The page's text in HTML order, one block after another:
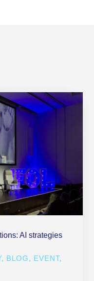
AI strategies
, BLOG, EVENT,